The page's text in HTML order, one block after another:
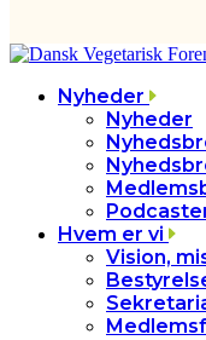
Nyheder
Nyheder
Hvem er vi
Vision,